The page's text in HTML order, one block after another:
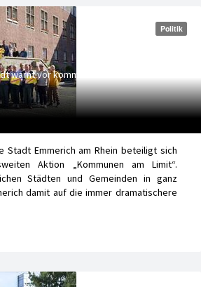
Politik
warnt vor kommunalem
Stadt Emmerich am Rhein beteiligt sich
Aktion „Kommunen am Limit“.
Städten und Gemeinden in ganz
damit auf die immer dramatischere